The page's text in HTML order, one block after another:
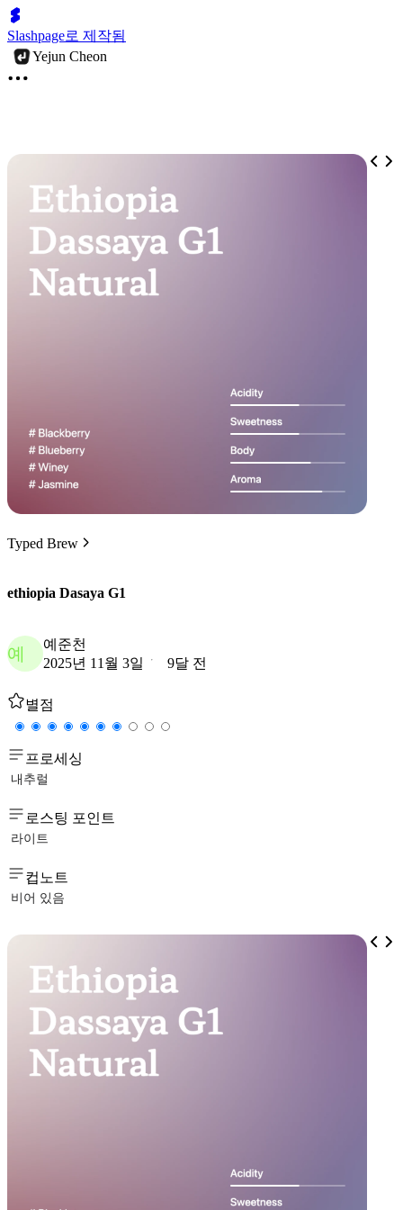
Slashpage로 제작됨
Yejun Cheon
Typed Brew
ethiopia Dasaya G1
예
예준천
2025년 11월 3일
9달 전
별점
프로세싱
내추럴
로스팅 포인트
라이트
컵노트
비어 있음